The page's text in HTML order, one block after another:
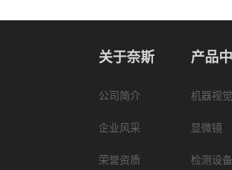
关于奈斯
公司简介
企业风采
荣誉资质
产品
机器视觉
显微镜
检测设备